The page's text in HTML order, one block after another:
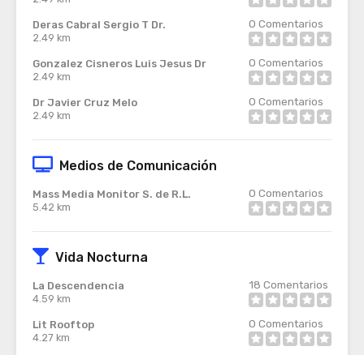
Deras Cabral Sergio T Dr.
2.49 km
0 Comentarios
Gonzalez Cisneros Luis Jesus Dr
2.49 km
0 Comentarios
Dr Javier Cruz Melo
2.49 km
0 Comentarios
Medios de Comunicación
Mass Media Monitor S. de R.L.
5.42 km
0 Comentarios
Vida Nocturna
La Descendencia
4.59 km
18 Comentarios
Lit Rooftop
4.27 km
0 Comentarios